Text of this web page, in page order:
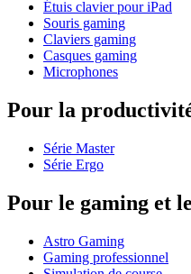
Étuis clavier pour iPad
Souris gaming
Claviers gaming
Casques gaming
Microphones
Pour la
Série Master
Série Ergo
Pour le gaming et
Astro Gaming
Gaming professionnel